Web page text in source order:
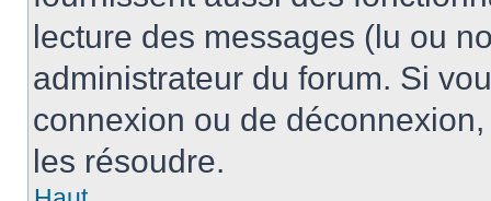
lecture des messages (lu ou
administrateur du forum. Si
connexion ou de
les résoudre.